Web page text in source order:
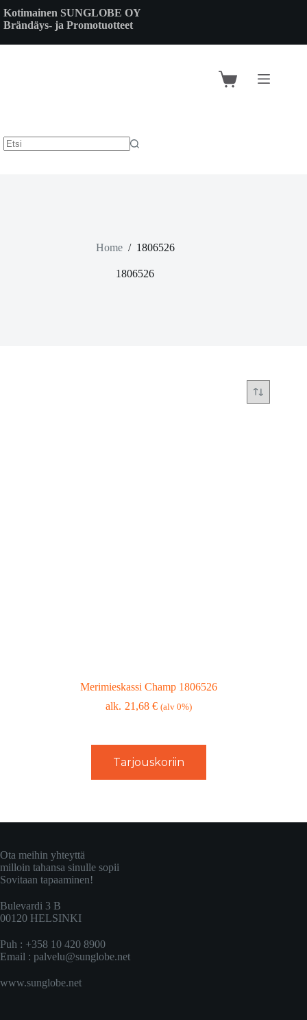
to
content
Kotimainen SUNGLOBE OY
Brändäys- ja Promotuotteet
Shopping
Home / 1806526
1806526
Merimieskassi Champ 1806526
21,68€ (alv 0%)
Tarjouskoriin
Ota meihin yhteyttä
milloin tahansa sinulle sopii
Sovitaan tapaaminen!
Bulevardi 3 B
00120 HELSINKI
Puh : +358 10 420 8900
Email : palvelu@sunglobe.net
www.sunglobe.net